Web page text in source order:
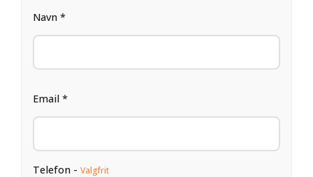
Navn *
Email *
Telefon - Valgfrit